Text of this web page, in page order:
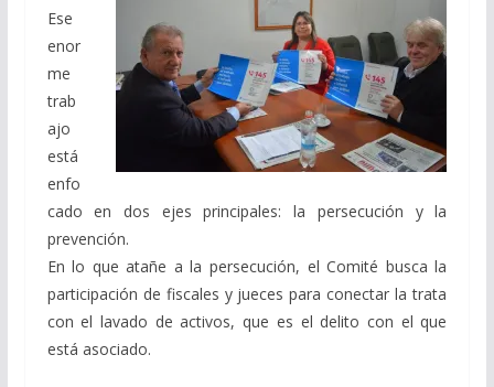
Ese
enor
me
trab
ajo
está
enfo
cado en dos ejes principales: la persecución y la
prevención.
En lo que atañe a la persecución, el Comité busca la
participación de fiscales y jueces para conectar la trata
con el lavado de activos, que es el delito con el que
está asociado.